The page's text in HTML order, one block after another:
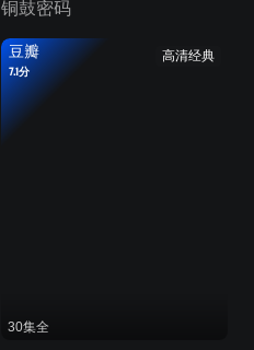
铜鼓密码
高清经典
豆瓣
7.1分
30集全